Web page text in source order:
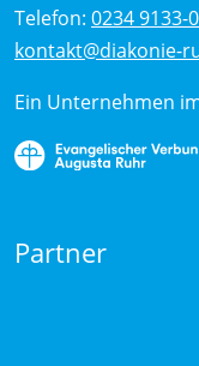
Telefon: 0234 9133-0
kontakt@diakonie-
Ein Unternehmen
Partner